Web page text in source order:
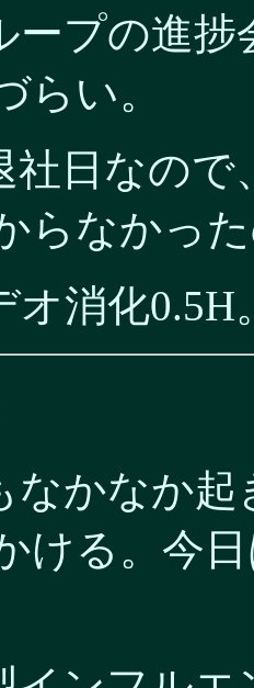
ープの進
らい。
社日なの
らなかっ
オ消化0.5H
なかなか
ける。今